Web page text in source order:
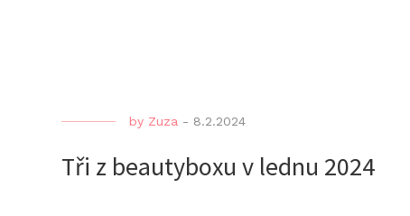
by Zuza - 8.2.2024
Tři z beautyboxu v lednu 2024